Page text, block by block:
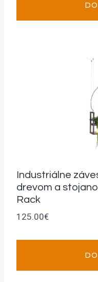
Industriálne
drevom a
Rack
125.00€